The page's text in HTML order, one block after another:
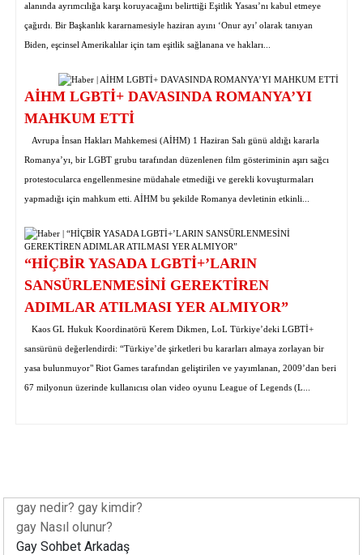
alanında ayrımcılığa karşı koruyacağını belirttiği Eşitlik Yasası’nı kabul etmeye
çağırdı. Bir Başkanlık kararnamesiyle haziran ayını ‘Onur ayı’ olarak tanıyan
Biden, eşcinsel Amerikalılar için tam eşitlik sağlanana ve hakları...
AİHM LGBTİ+ DAVASINDA ROMANYA’YI
MAHKUM ETTİ
Avrupa İnsan Hakları Mahkemesi (AİHM) 1 Haziran Salı günü aldığı kararla
Romanya’yı, bir LGBT grubu tarafından düzenlenen film gösteriminin aşırı sağcı
protestocularca engellenmesine müdahale etmediği ve gerekli kovuşturmaları
yapmadığı için mahkum etti. AİHM bu şekilde Romanya devletinin etkinli...
“HİÇBİR YASADA LGBTİ+’LARIN
SANSÜRLENMESİNİ GEREKTİREN
ADIMLAR ATILMASI YER ALMIYOR”
Kaos GL Hukuk Koordinatörü Kerem Dikmen, LoL Türkiye’deki LGBTİ+
sansürünü değerlendirdi: “Türkiye’de şirketleri bu kararları almaya zorlayan bir
yasa bulunmuyor" Riot Games tarafından geliştirilen ve yayımlanan, 2009’dan beri
67 milyonun üzerinde kullanıcısı olan video oyunu League of Legends (L...
gay nedir? gay kimdir?
gay Nasıl olunur?
Gay Sohbet Arkadaş